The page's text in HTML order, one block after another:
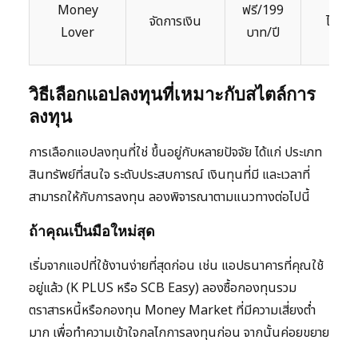
Money
Lover
จัดการเงิน
ฟรี/199
บาท/ปี
ไม่มี
วิธีเลือกแอปลงทุนที่เหมาะกับสไตล์การ
ลงทุน
การเลือกแอปลงทุนที่ใช่ ขึ้นอยู่กับหลายปัจจัย ได้แก่ ประเภท
สินทรัพย์ที่สนใจ ระดับประสบการณ์ เงินทุนที่มี และเวลาที่
สามารถให้กับการลงทุน ลองพิจารณาตามแนวทางต่อไปนี้
ถ้าคุณเป็นมือใหม่สุด
เริ่มจากแอปที่ใช้งานง่ายที่สุดก่อน เช่น แอปธนาคารที่คุณใช้
อยู่แล้ว (K PLUS หรือ SCB Easy) ลองซื้อกองทุนรวม
ตราสารหนี้หรือกองทุน Money Market ที่มีความเสี่ยงต่ำ
มาก เพื่อทำความเข้าใจกลไกการลงทุนก่อน จากนั้นค่อยขยาย